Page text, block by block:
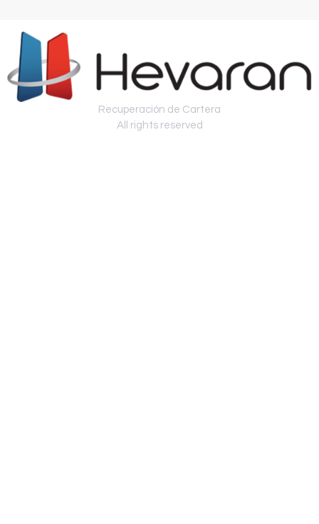
Recuperación de Cartera
All rights reserved